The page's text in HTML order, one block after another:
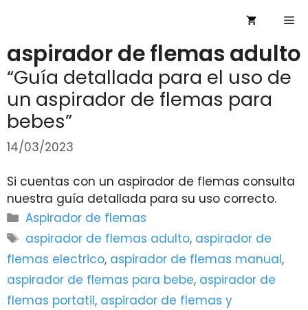
contenido
aspirador de flemas adulto
“Guía detallada para el uso de
un aspirador de flemas para
bebes”
14/03/2023
Si cuentas con un aspirador de flemas consulta
nuestra guía detallada para su uso correcto.
Categorías
Aspirador de flemas
Etiquetas
aspirador de flemas adulto, aspirador de
flemas electrico, aspirador de flemas manual,
aspirador de flemas para bebe, aspirador de
flemas portatil, aspirador de flemas y